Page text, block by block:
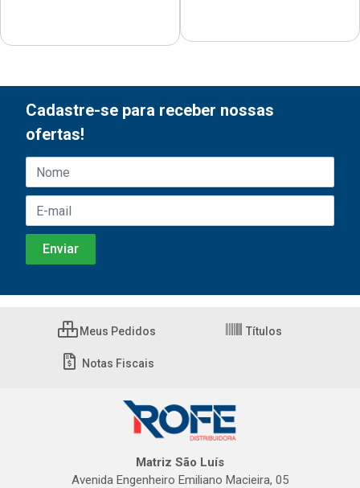
Cadastre-se para receber nossas
ofertas!
Meus Pedidos Títulos
Notas Fiscais
Matriz São Luís
Avenida Engenheiro Emiliano Macieira, 05